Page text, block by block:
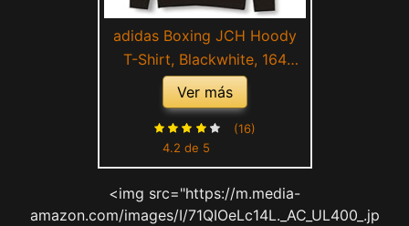
adidas Boxing JCH Hoody
T-Shirt, Blackwhite, 164
Unisex Kids
Ver más
4.2 de 5
(16)
<img src="https://m.media-
amazon.com/images/I/71QIOeLc14L._AC_UL400_.jp